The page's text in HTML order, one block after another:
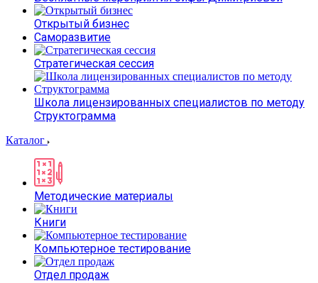
Открытый бизнес
Саморазвитие
Стратегическая сессия
Школа лицензированных специалистов по методу
Структограмма
Каталог
Методические материалы
Книги
Компьютерное тестирование
Отдел продаж